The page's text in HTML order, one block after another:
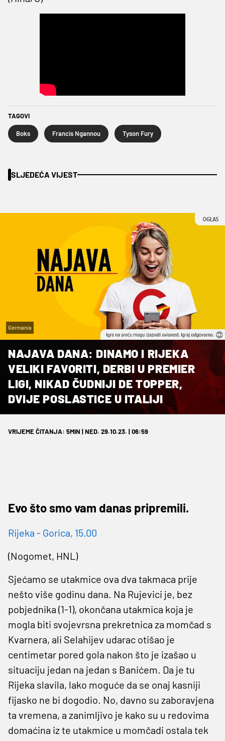
TAGOVI
Boks Francis Ngannou Tyson Fury
SLJEDEĆA VIJEST
Germania
NAJAVA DANA: DINAMO I RIJEKA
VELIKI FAVORITI, DERBI U PREMIER
LIGI, NIKAD ČUDNIJI DE TOPPER,
DVIJE POSLASTICE U ITALIJI
VRIJEME ČITANJA: 5MIN | NED. 29.10.23. | 06:59
Evo što smo vam danas pripremili.
Rijeka - Gorica, 15.00
(Nogomet, HNL)
Sjećamo se utakmice ova dva takmaca prije
nešto više godinu dana. Na Rujevici je, bez
pobjednika (1-1), okončana utakmica koja je
mogla biti svojevrsna prekretnica za momčad s
Kvarnera, ali Selahijev udarac otišao je
centimetar pored gola nakon što je izašao u
situaciju jedan na jedan s Banićem. Da je tu
Rijeka slavila, lako moguće da se onaj kasniji
fijasko ne bi dogodio. No, davno su zaboravjena
ta vremena, a zanimljivo je kako su u redovima
domaćina iz te utakmice u momčadi ostala tek